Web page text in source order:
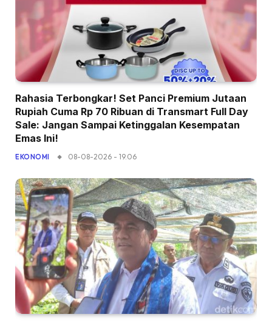
Rahasia Terbongkar! Set Panci Premium Jutaan
Rupiah Cuma Rp 70 Ribuan di Transmart Full Day
Sale: Jangan Sampai Ketinggalan Kesempatan
Emas Ini!
EKONOMI 08-08-2026 - 19.06